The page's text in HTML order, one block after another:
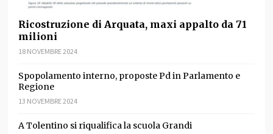
Ricostruzione di Arquata, maxi appalto da 71
milioni
18 NOVEMBRE 2024
Spopolamento interno, proposte Pd in Parlamento e
Regione
13 NOVEMBRE 2024
A Tolentino si riqualifica la scuola Grandi